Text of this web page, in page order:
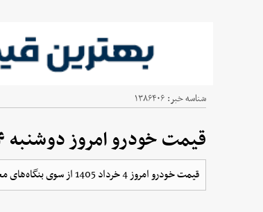
شناسه خبر: ۱۳۸۶۴۰۶
قیمت خودرو امروز دوشنبه ۴ خرداد ۱۴۰۵
قیمت خودرو امروز 4 خرداد 1405 از سوی بنگاه‌های معاملاتی اعلام شد.